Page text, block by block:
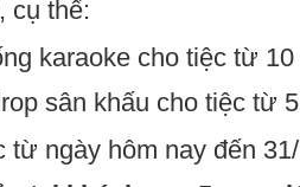
cụ thể:
karaoke cho tiệc từ
sân khấu cho tiệc từ
từ ngày hôm nay đến